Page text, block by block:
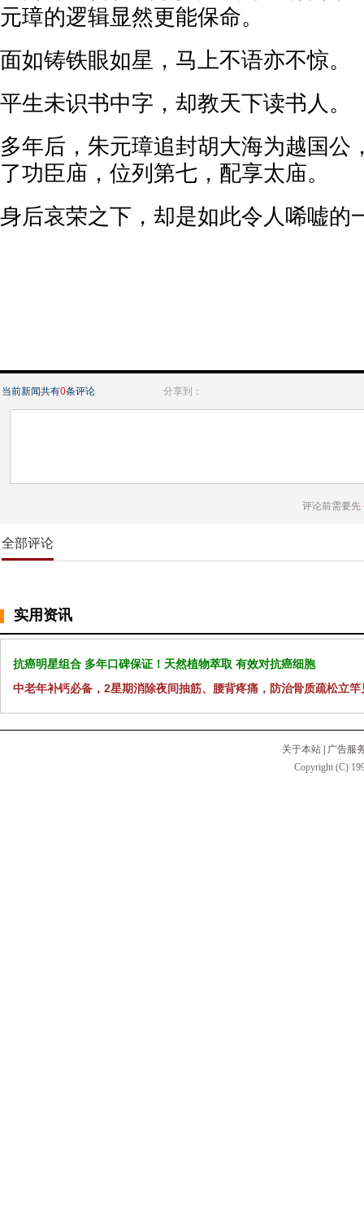
元璋的逻辑显然更能保命。
面如铸铁眼如星，马上不语亦不惊。
平生未识书中字，却教天下读书人。
多年后，朱元璋追封胡大海为越国公
了功臣庙，位列第七，配享太庙。
身后哀荣之下，却是如此令人唏嘘的
当前新闻共有0条评论 分享到：
评论前需要先
全部评论
实用资讯
抗癌明星组合 多年口碑保证！天然植物萃取 有效对抗癌细胞
中老年补钙必备，2星期消除夜间抽筋、腰背疼痛，防治骨质疏松立竿
关于本站
广告服
Copyright (C)